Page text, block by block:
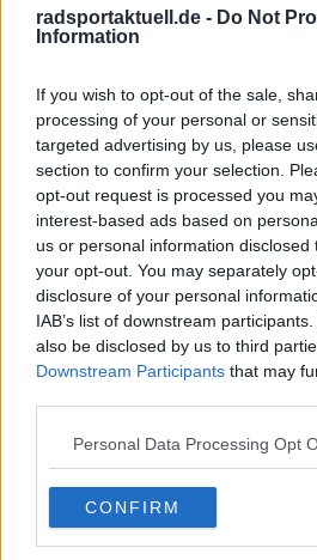
radsportaktuell.de - Do Not
Information
If you wish to opt-out of the sale,
processing of your personal or
targeted advertising by us, please
section to confirm your selection.
opt-out request is processed you
interest-based ads based on
us or personal information
your opt-out. You may separately
disclosure of your personal
IAB’s list of downstream
also be disclosed by us to third
Downstream Participants that may
Personal Data Processing Opt
CONFIRM
einigen Lesern
Ordner – überprüfe
Rennvorschauen –
Mail.
Oliver Ried
Redakteur
Oliver Ried ist seit Anfang 2025
Radsportaktuell.de. Er berichtet
professionellen Radsport und
internationalen Rennen. Sein
aktuellen Rennberichten,
Hintergrundtexten, mit denen er
Entwicklungen im Peloton
erklärt. Bei großen Renntagen